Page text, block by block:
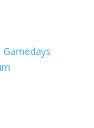
Gamedays